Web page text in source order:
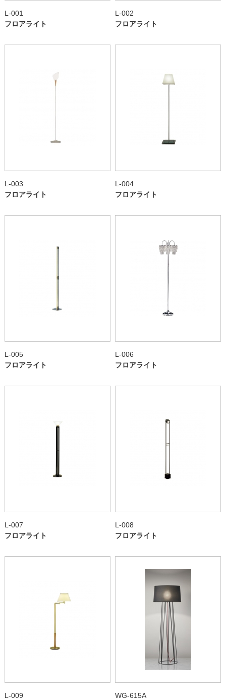
L-001
フロアライト
L-002
フロアライト
L-003
フロアライト
L-004
フロアライト
L-005
フロアライト
L-006
フロアライト
L-007
フロアライト
L-008
フロアライト
L-009 WG-615A